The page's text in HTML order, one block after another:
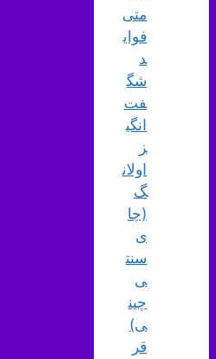
متی
فوای
د
شگ
فت‌
انگی
ز
اولان
گ
(چا
ی
سنت
ی
چین
ی)
قر